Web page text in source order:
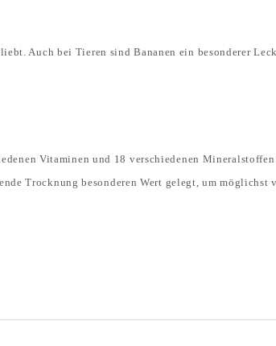
Auch bei Tieren sind Bananen ein besonderer
Vitaminen und 18 verschiedenen Mineralstoffen
Trocknung besonderen Wert gelegt, um möglichst